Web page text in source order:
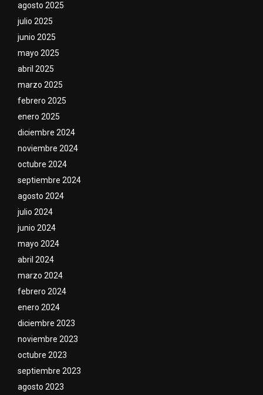
agosto 2025
julio 2025
junio 2025
mayo 2025
abril 2025
marzo 2025
febrero 2025
enero 2025
diciembre 2024
noviembre 2024
octubre 2024
septiembre 2024
agosto 2024
julio 2024
junio 2024
mayo 2024
abril 2024
marzo 2024
febrero 2024
enero 2024
diciembre 2023
noviembre 2023
octubre 2023
septiembre 2023
agosto 2023